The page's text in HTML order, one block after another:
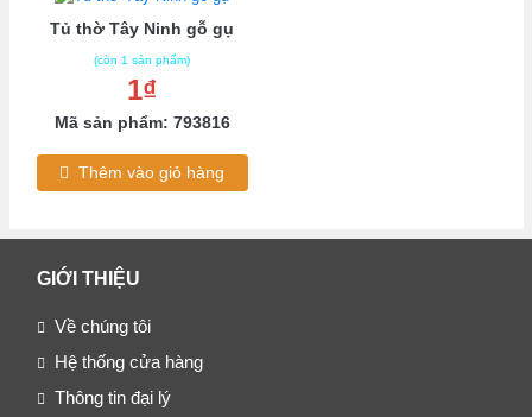
Tủ thờ Tây Ninh gỗ gụ
(còn 1 sản phẩm)
1₫
Mã sản phẩm: 793816
Thêm vào giỏ hàng
GIỚI THIỆU
Về chúng tôi
Hệ thống cửa hàng
Thông tin đại lý